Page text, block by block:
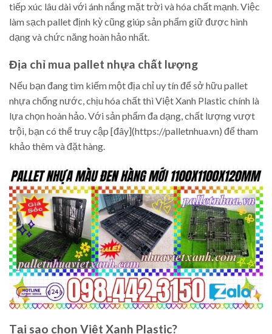
tiếp xúc lâu dài với ánh nắng mặt trời và hóa chất mạnh. Việc
làm sạch pallet định kỳ cũng giúp sản phẩm giữ được hình
dạng và chức năng hoàn hảo nhất.
Địa chỉ mua pallet nhựa chất lượng
Nếu bạn đang tìm kiếm một địa chỉ uy tín để sở hữu pallet
nhựa chống nước, chịu hóa chất thì Việt Xanh Plastic chính là
lựa chọn hoàn hảo. Với sản phẩm đa dạng, chất lượng vượt
trội, bạn có thể truy cập [đây](https://palletnhua.vn) để tham
khảo thêm và đặt hàng.
Tại sao chọn Việt Xanh Plastic?